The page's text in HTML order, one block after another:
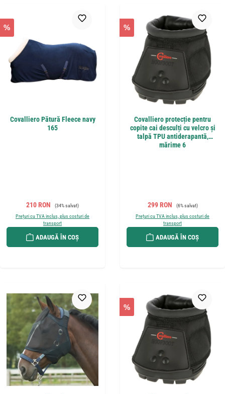
%
Covalliero Pătură Fleece navy
165
Preț de vânzare:
210 RON Preț obișnuit:
(34% salvat)
Prețuri cu TVA inclus, plus costuri de
transport
ADAUGĂ ÎN COȘ
%
Covalliero protecție pentru
copite cai desculți cu velcro și
talpă TPU antiderapantă,
mărime 6
Preț de vânzare:
299 RON Preț obișnuit:
(6% salvat)
Prețuri cu TVA inclus, plus costuri de
transport
ADAUGĂ ÎN COȘ
%